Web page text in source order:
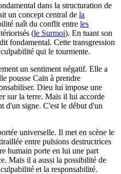
dans la structuration de
un concept central de la
naît du conflit entre les
(le Surmoi). En tuant son
fondamental. Cette transgression
qui le tourmente.
un sentiment négatif. Elle a
pousse Caïn à prendre
Dieu lui impose une
sur la terre. Mais il lui accorde
d'un signe. C'est le début d'un
universelle. Il met en scène le
entre pulsions destructrices
humain porte en lui une part
Mais il a aussi la possibilité de
et la responsabilité.